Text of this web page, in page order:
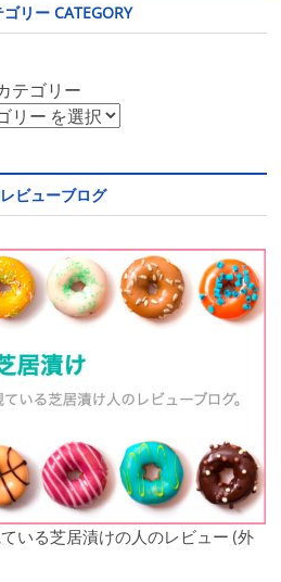
リー CATEGORY
テゴリー
ビューブログ
いる芝居漬けの人のレビュー (外